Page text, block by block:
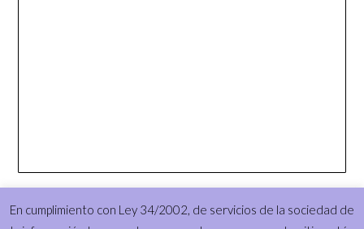
© 2026 © El Caldero de Morganna-Brujería Tradicional
En cumplimiento con Ley 34/2002, de servicios de la sociedad de